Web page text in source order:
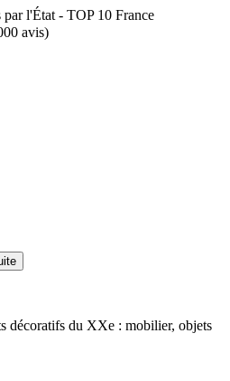
par l'État - TOP 10 France
avis)
décoratifs du XXe : mobilier, objets